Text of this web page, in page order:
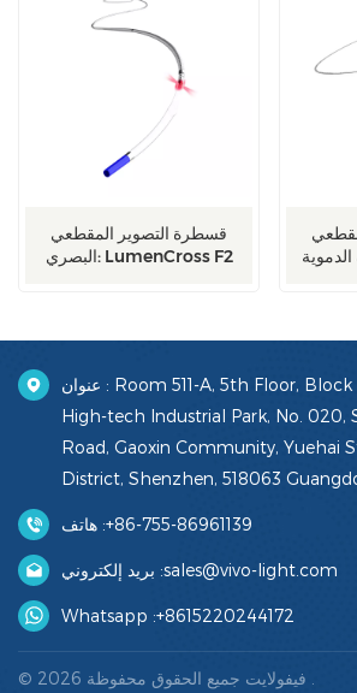
قسطرة التصوير المقطعي
البصري: LumenCross F2
عنوان : Room 511-A, 5th Floor, Block B, Building R2,
High-tech Industrial Park, No. 020,
Road, Gaoxin Community, Yuehai
District, Shenzhen, 518063
هاتف :+86-755-86961139
بريد إلكتروني :sales@vivo-light.com
Whatsapp :+8615220244172